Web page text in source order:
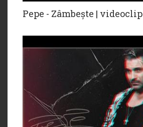
Pepe - Zâmbește | videoclip